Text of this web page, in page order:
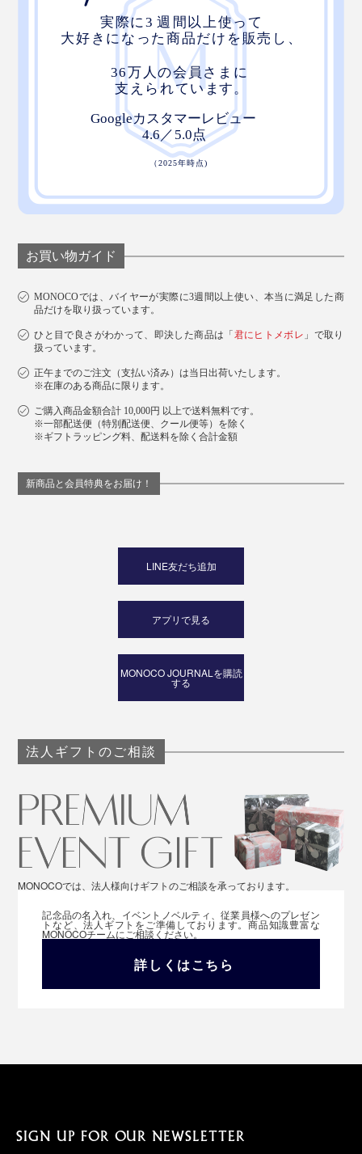
お買い物ガイド
MONOCOでは、バイヤーが実際に3週間以上使い、本当に満足した商
品だけを取り扱っています。
ひと目で良さがわかって、即決した商品は「 君にヒトメボレ 」で取り
扱っています。
正午までのご注文（支払い済み）は当日出荷いたします。
※在庫のある商品に限ります。
ご購入商品金額合計 10,000円 以上で送料無料です。
※一部配送便（特別配送便、クール便等）を除く
※ギフトラッピング料、配送料を除く合計金額
新商品と会員特典をお届け！
LINE友だち追加
アプリで見る
MONOCO JOURNALを購読
する
法人ギフトのご相談
MONOCOでは、法人様向けギフトのご相談を承っております。
記念品の名入れ、イベントノベルティ、従業員様へのプレゼン
トなど、法人ギフトをご準備しております。商品知識豊富な
MONOCOチームにご相談ください。
詳しくはこちら
SIGN UP FOR OUR NEWSLETTER